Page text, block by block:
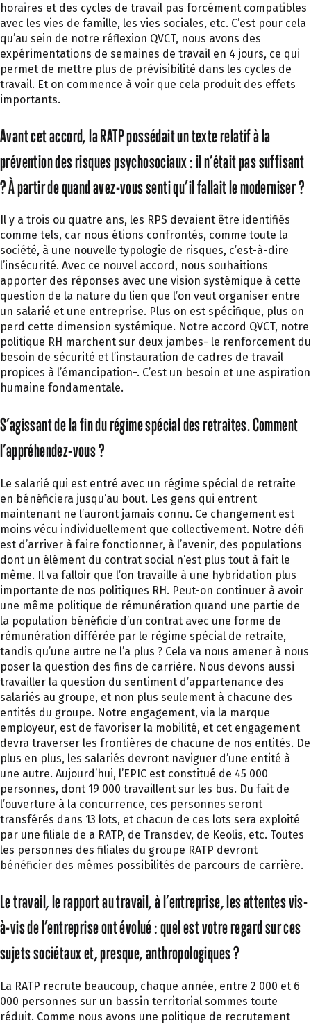
horaires et des cycles de travail pas forcément compatibles
avec les vies de famille, les vies sociales, etc. C’est pour cela
qu’au sein de notre réflexion QVCT, nous avons des
expérimentations de semaines de travail en 4 jours, ce qui
permet de mettre plus de prévisibilité dans les cycles de
travail. Et on commence à voir que cela produit des effets
importants.
Avant cet accord, la RATP possédait un texte relatif à la
prévention des risques psychosociaux : il n’était pas suffisant
? À partir de quand avez-vous senti qu’il fallait le moderniser ?
Il y a trois ou quatre ans, les RPS devaient être identifiés
comme tels, car nous étions confrontés, comme toute la
société, à une nouvelle typologie de risques, c’est-à-dire
l’insécurité. Avec ce nouvel accord, nous souhaitions
apporter des réponses avec une vision systémique à cette
question de la nature du lien que l’on veut organiser entre
un salarié et une entreprise. Plus on est spécifique, plus on
perd cette dimension systémique. Notre accord QVCT, notre
politique RH marchent sur deux jambes- le renforcement du
besoin de sécurité et l’instauration de cadres de travail
propices à l’émancipation-. C’est un besoin et une aspiration
humaine fondamentale.
S’agissant de la fin du régime spécial des retraites. Comment
l’appréhendez-vous ?
Le salarié qui est entré avec un régime spécial de retraite
en bénéficiera jusqu’au bout. Les gens qui entrent
maintenant ne l’auront jamais connu. Ce changement est
moins vécu individuellement que collectivement. Notre défi
est d’arriver à faire fonctionner, à l’avenir, des populations
dont un élément du contrat social n’est plus tout à fait le
même. Il va falloir que l’on travaille à une hybridation plus
importante de nos politiques RH. Peut-on continuer à avoir
une même politique de rémunération quand une partie de
la population bénéficie d’un contrat avec une forme de
rémunération différée par le régime spécial de retraite,
tandis qu’une autre ne l’a plus ? Cela va nous amener à nous
poser la question des fins de carrière. Nous devons aussi
travailler la question du sentiment d’appartenance des
salariés au groupe, et non plus seulement à chacune des
entités du groupe. Notre engagement, via la marque
employeur, est de favoriser la mobilité, et cet engagement
devra traverser les frontières de chacune de nos entités. De
plus en plus, les salariés devront naviguer d’une entité à
une autre. Aujourd’hui, l’EPIC est constitué de 45 000
personnes, dont 19 000 travaillent sur les bus. Du fait de
l’ouverture à la concurrence, ces personnes seront
transférés dans 13 lots, et chacun de ces lots sera exploité
par une filiale de a RATP, de Transdev, de Keolis, etc. Toutes
les personnes des filiales du groupe RATP devront
bénéficier des mêmes possibilités de parcours de carrière.
Le travail, le rapport au travail, à l’entreprise, les attentes vis-
à-vis de l’entreprise ont évolué : quel est votre regard sur ces
sujets sociétaux et, presque, anthropologiques ?
La RATP recrute beaucoup, chaque année, entre 2 000 et 6
000 personnes sur un bassin territorial sommes toute
réduit. Comme nous avons une politique de recrutement